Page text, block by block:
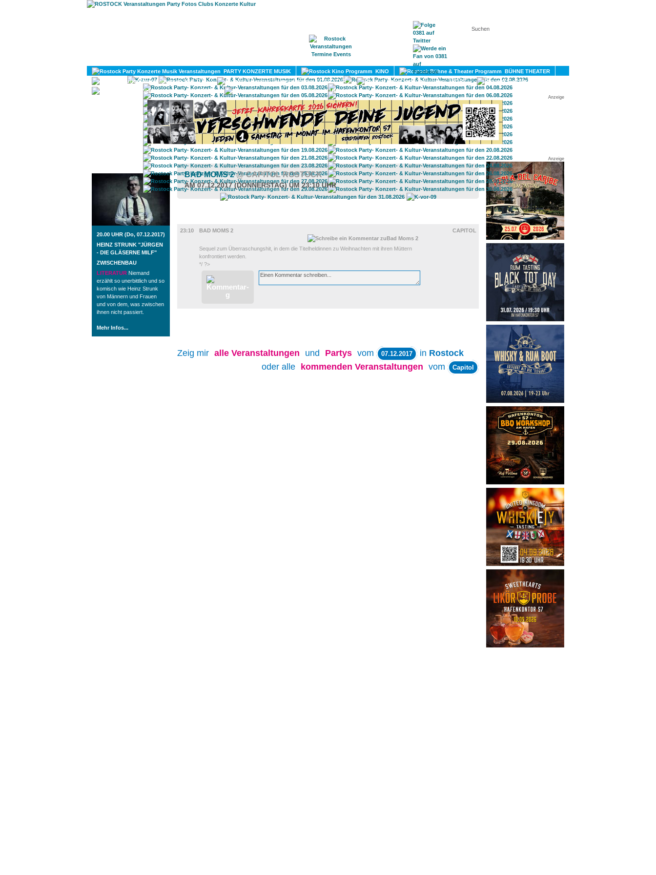
KONTAKT
PARTY KONZERTE MUSIK KINO
BÜHNE THEATER
KULTUR
LITERATUR SPORT
DIVERSES
UMLAND
Anzeige
ROSTOCK TAGESTIPP
20.00 UHR (Do, 07.12.2017)
HEINZ STRUNK "JÜRGEN
- DIE GLÄSERNE MILF"
ZWISCHENBAU
LITERATUR Niemand
erzählt so unerbittlich und so
komisch wie Heinz Strunk
von Männern und Frauen
und von dem, was zwischen
ihnen nicht passiert.
Mehr Infos...
Anzeige
BAD MOMS 2@ CAPITOL ROSTOCK
AM 07.12.2017 (DONNERSTAG) UM 23:10 UHR
23:10
BAD MOMS 2 CAPITOL
Sequel zum Überraschungshit, in dem die Titelheldinnen zu Weihnachten mit ihren Müttern
konfrontiert werden.
*/ ?>
Zeig mir alle Veranstaltungen und Partys vom 07.12.2017 in Rostock
oder alle
kommenden Veranstaltungen vom Capitol